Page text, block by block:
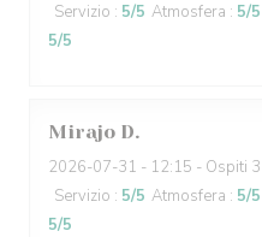
Servizio : 5/5 Atmosfera : 5/5
5/5
Mirajo D
2026-07-31 - 12:15 - Ospiti 3
Servizio : 5/5 Atmosfera : 5/5
5/5